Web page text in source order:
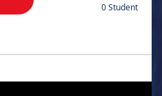
0 Student